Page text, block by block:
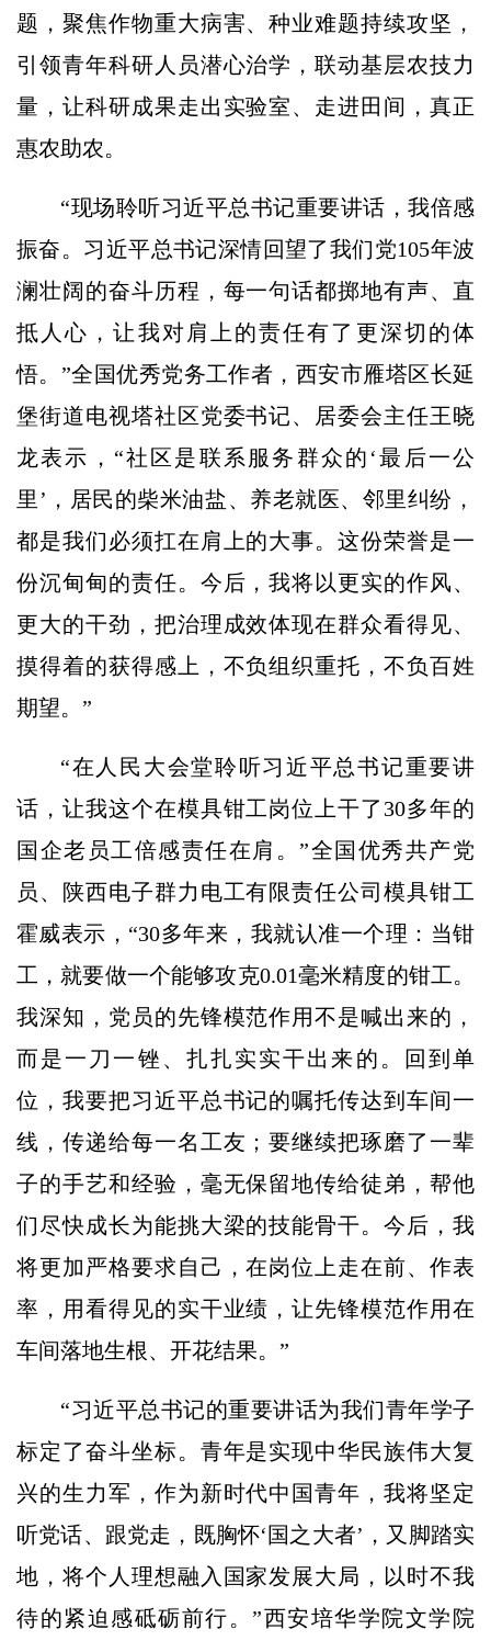
题，聚焦作物重大病害、种业难题持续攻坚，
引领青年科研人员潜心治学，联动基层农技力
量，让科研成果走出实验室、走进田间，真正
惠农助农。
“现场聆听习近平总书记重要讲话，我倍感
振奋。习近平总书记深情回望了我们党105年波
澜壮阔的奋斗历程，每一句话都掷地有声、直
抵人心，让我对肩上的责任有了更深切的体
悟。”全国优秀党务工作者，西安市雁塔区长延
堡街道电视塔社区党委书记、居委会主任王晓
龙表示，“社区是联系服务群众的‘最后一公
里’，居民的柴米油盐、养老就医、邻里纠纷，
都是我们必须扛在肩上的大事。这份荣誉是一
份沉甸甸的责任。今后，我将以更实的作风、
更大的干劲，把治理成效体现在群众看得见、
摸得着的获得感上，不负组织重托，不负百姓
期望。”
“在人民大会堂聆听习近平总书记重要讲
话，让我这个在模具钳工岗位上干了30多年的
国企老员工倍感责任在肩。”全国优秀共产党
员、陕西电子群力电工有限责任公司模具钳工
霍威表示，“30多年来，我就认准一个理：当钳
工，就要做一个能够攻克0.01毫米精度的钳工。
我深知，党员的先锋模范作用不是喊出来的，
而是一刀一锉、扎扎实实干出来的。回到单
位，我要把习近平总书记的嘱托传达到车间一
线，传递给每一名工友；要继续把琢磨了一辈
子的手艺和经验，毫无保留地传给徒弟，帮他
们尽快成长为能挑大梁的技能骨干。今后，我
将更加严格要求自己，在岗位上走在前、作表
率，用看得见的实干业绩，让先锋模范作用在
车间落地生根、开花结果。”
“习近平总书记的重要讲话为我们青年学子
标定了奋斗坐标。青年是实现中华民族伟大复
兴的生力军，作为新时代中国青年，我将坚定
听党话、跟党走，既胸怀‘国之大者’，又脚踏实
地，将个人理想融入国家发展大局，以时不我
待的紧迫感砥砺前行。”西安培华学院文学院